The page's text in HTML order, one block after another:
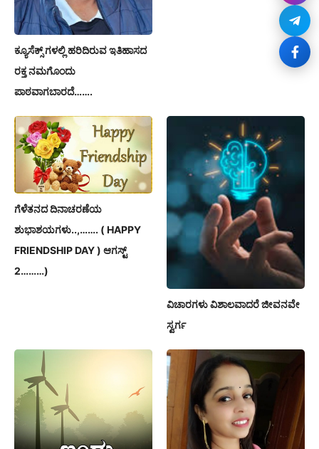
ಕ್ಯೂಸೆಕ್ಸ್ ಗಳಲ್ಲಿ ಹರಿದಿರುವ ಇತಿಹಾಸದ
ರಕ್ತ ನಮಗೊಂದು
ಪಾಠವಾಗಬಾರದೆ…….
ಗೆಳೆತನದ ದಿನಾಚರಣೆಯ
ಶುಭಾಶಯಗಳು..,……. ( HAPPY
FRIENDSHIP DAY ) ಆಗಸ್ಟ್
2………)
ವಿಚಾರಗಳು ವಿಶಾಲವಾದರೆ ಜೀವನವೇ
ಸ್ವರ್ಗ